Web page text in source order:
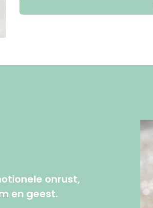
onrust,
en geest.